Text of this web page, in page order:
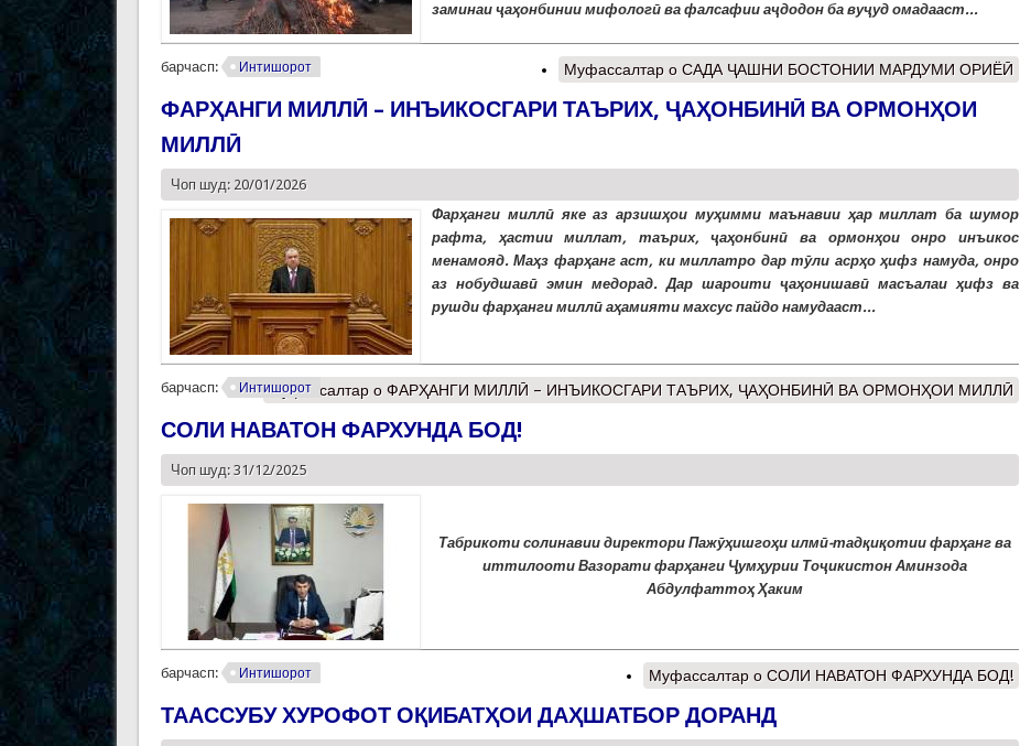
заминаи ҷаҳонбинии мифологӣ ва фалсафии аҷдодон ба вуҷуд омадааст...
барчасп: Интишорот Муфассалтар о САДА ҶАШНИ БОСТОНИИ МАРДУМИ ОРИЁӢ
ФАРҲАНГИ МИЛЛӢ – ИНЪИКОСГАРИ ТАЪРИХ, ҶАҲОНБИНӢ ВА ОРМОНҲОИ
МИЛЛӢ
Чоп шуд: 20/01/2026
Фарҳанги миллӣ яке аз арзишҳои муҳимми маънавии ҳар миллат ба шумор
рафта, ҳастии миллат, таърих, ҷаҳонбинӣ ва ормонҳои онро инъикос
менамояд. Маҳз фарҳанг аст, ки миллатро дар тӯли асрҳо ҳифз намуда, онро
аз нобудшавӣ эмин медорад. Дар шароити ҷаҳонишавӣ масъалаи ҳифз ва
рушди фарҳанги миллӣ аҳамияти махсус пайдо намудааст...
барчасп: Интишорот
Муфассалтар о ФАРҲАНГИ МИЛЛӢ – ИНЪИКОСГАРИ ТАЪРИХ, ҶАҲОНБИНӢ ВА ОРМОНҲОИ МИЛЛӢ
СОЛИ НАВАТОН ФАРХУНДА БОД!
Чоп шуд: 31/12/2025
Табрикоти солинавии директори Пажӯҳишгоҳи илмӣ-тадқиқотии фарҳанг ва
иттилооти Вазорати фарҳанги Ҷумҳурии Тоҷикистон Аминзода
Абдулфаттоҳ Ҳаким
барчасп: Интишорот Муфассалтар о СОЛИ НАВАТОН ФАРХУНДА БОД!
ТААССУБУ ХУРОФОТ ОҚИБАТҲОИ ДАҲШАТБОР ДОРАНД